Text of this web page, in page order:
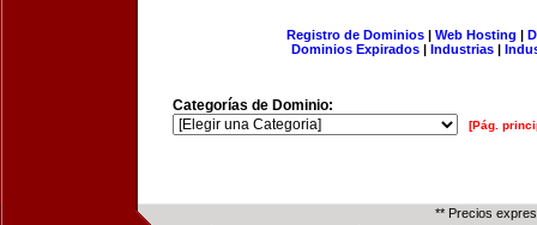
Registro de Dominios| Web Hosting |
Dominios Expirados | Industrias |
Categorías de Dominio:
[Pág.
** Precios